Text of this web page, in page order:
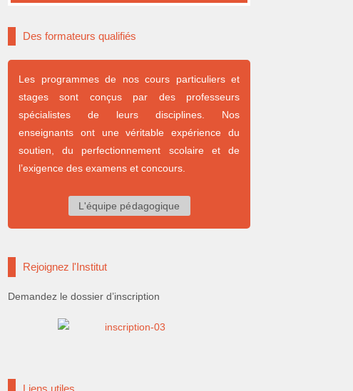
Des formateurs qualifiés
Les programmes de nos cours particuliers et
stages sont conçus par des professeurs
spécialistes de leurs disciplines. Nos
enseignants ont une véritable expérience du
soutien, du perfectionnement scolaire et de
l’exigence des examens et concours.
L'équipe pédagogique
Rejoignez l'Institut
Demandez le dossier d’inscription
Liens utiles